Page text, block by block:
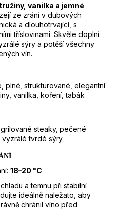
vanilka a jemné
ze zrání v dubových
a dlouhotrvající, s
tříslovinami. Skvěle doplní
sýry a potěší všechny
vín.
plné, strukturované, elegantní
vanilka, koření, tabák
steaky, pečené
vyzrálé tvrdé sýry
18–20 °C
a temnu při stabilní
ideálně naležato, aby
chránil víno před